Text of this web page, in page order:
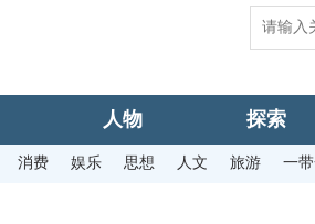
人物 探索
消费 娱乐 思想 人文 旅游 一